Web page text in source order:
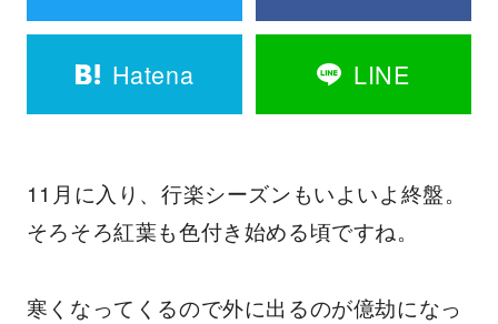
Hatena LINE
11月に入り、行楽シーズンもいよいよ終盤。
そろそろ紅葉も色付き始める頃ですね。
寒くなってくるので外に出るのが億劫になっ